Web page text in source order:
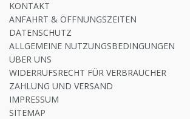
KONTAKT
ANFAHRT & ÖFFNUNGSZEITEN
DATENSCHUTZ
ALLGEMEINE NUTZUNGSBEDINGUNGEN
ÜBER UNS
WIDERRUFSRECHT FÜR VERBRAUCHER
ZAHLUNG UND VERSAND
IMPRESSUM
SITEMAP